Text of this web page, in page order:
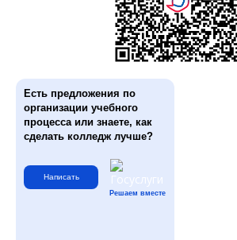
Есть предложения по
организации учебного
процесса или знаете, как
сделать колледж лучше?
Написать
Решаем вместе